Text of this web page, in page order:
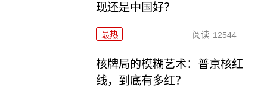
现还是中国好？
最热 阅读 12544
核牌局的模糊艺术：普京核红
线，到底有多红？